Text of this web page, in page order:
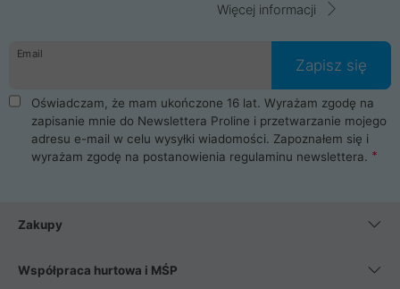
Więcej informacji
Email
Zapisz się
Oświadczam, że mam ukończone 16 lat. Wyrażam zgodę na
zapisanie mnie do Newslettera Proline i przetwarzanie mojego
adresu e-mail w celu wysyłki wiadomości. Zapoznałem się i
wyrażam zgodę na postanowienia regulaminu newslettera.
Zakupy
Współpraca hurtowa i MŚP